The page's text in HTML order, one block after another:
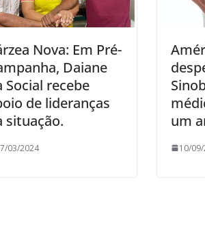
Nova: Em Pré-
Daiane
Social recebe
de lideranças
situação.
03/2024
um
10/